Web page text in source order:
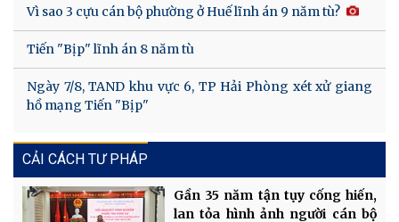
Vì sao 3 cựu cán bộ phường ở Huế lĩnh án 9 năm tù?
Tiến "Bịp" lĩnh án 8 năm tù
Ngày 7/8, TAND khu vực 6, TP Hải Phòng xét xử giang
hồ mạng Tiến "Bịp"
CẢI CÁCH TƯ PHÁP
Gần 35 năm tận tụy cống hiến,
lan tỏa hình ảnh người cán bộ